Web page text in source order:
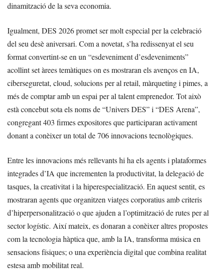
dinamització de la seva economia.
Igualment, DES 2026 promet ser molt especial per la celebració
del seu desè aniversari. Com a novetat, s’ha redissenyat el seu
format convertint-se en un “esdeveniment d’esdeveniments”
acollint set àrees temàtiques on es mostraran els avenços en IA,
ciberseguretat, cloud, solucions per al retail, màrqueting i pimes, a
més de comptar amb un espai per al talent emprenedor. Tot això
està concebut sota els noms de “Univers DES” i “DES Arena”,
congregant 403 firmes expositores que participaran activament
donant a conèixer un total de 706 innovacions tecnològiques.
Entre les innovacions més rellevants hi ha els agents i plataformes
integrades d’IA que incrementen la productivitat, la delegació de
tasques, la creativitat i la hiperespecialització. En aquest sentit, es
mostraran agents que organitzen viatges corporatius amb criteris
d’hiperpersonalització o que ajuden a l’optimització de rutes per al
sector logístic. Així mateix, es donaran a conèixer altres propostes
com la tecnologia hàptica que, amb la IA, transforma música en
sensacions físiques; o una experiència digital que combina realitat
estesa amb mobilitat real.